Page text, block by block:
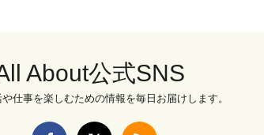
About公式SNS
や仕事を楽しむための情報を毎日お届けします。